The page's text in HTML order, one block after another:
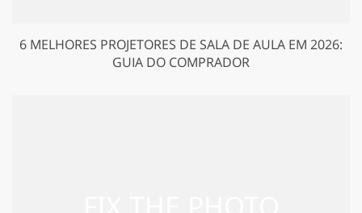
6 MELHORES PROJETORES DE SALA DE AULA EM 2026:
GUIA DO COMPRADOR